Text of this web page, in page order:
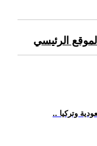
الرئيسي
وتركيا